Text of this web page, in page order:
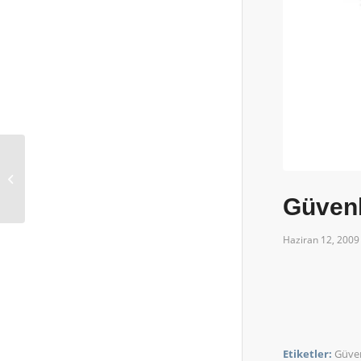
Haziran 12, 2009
Etiketler: